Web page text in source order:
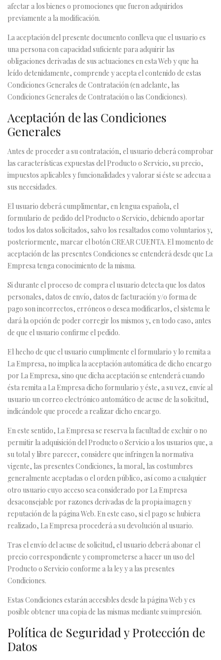
afectar a los bienes o promociones que fueron adquiridos
previamente a la modificación.
La aceptación del presente documento conlleva que el usuario es
una persona con capacidad suficiente para adquirir las
obligaciones derivadas de sus actuaciones en esta Web y que ha
leído detenidamente, comprende y acepta el contenido de estas
Condiciones Generales de Contratación (en adelante, las
Condiciones Generales de Contratación o las Condiciones).
Aceptación de las Condiciones
Generales
Antes de proceder a su contratación, el usuario deberá comprobar
las características expuestas del Producto o Servicio, su precio,
impuestos aplicables y funcionalidades y valorar si éste se adecua a
sus necesidades.
El usuario deberá cumplimentar, en lengua española, el
formulario de pedido del Producto o Servicio, debiendo aportar
todos los datos solicitados, salvo los resaltados como voluntarios y,
posteriormente, marcar el botón CREAR CUENTA. El momento de
aceptación de las presentes Condiciones se entenderá desde que La
Empresa tenga conocimiento de la misma.
Si durante el proceso de compra el usuario detecta que los datos
personales, datos de envío, datos de facturación y/o forma de
pago son incorrectos, erróneos o desea modificarlos, el sistema le
dará la opción de poder corregir los mismos y, en todo caso, antes
de que el usuario confirme el pedido.
El hecho de que el usuario cumplimente el formulario y lo remita a
La Empresa, no implica la aceptación automática de dicho encargo
por La Empresa, sino que dicha aceptación se entenderá cuando
ésta remita a La Empresa dicho formulario y éste, a su vez, envíe al
usuario un correo electrónico automático de acuse de la solicitud,
indicándole que procede a realizar dicho encargo.
En este sentido, La Empresa se reserva la facultad de excluir o no
permitir la adquisición del Producto o Servicio a los usuarios que, a
su total y libre parecer, considere que infringen la normativa
vigente, las presentes Condiciones, la moral, las costumbres
generalmente aceptadas o el orden público, así como a cualquier
otro usuario cuyo acceso sea considerado por La Empresa
desaconsejable por razones derivadas de la propia imagen y
reputación de la página Web. En este caso, si el pago se hubiera
realizado, La Empresa procederá a su devolución al usuario.
Tras el envío del acuse de solicitud, el usuario deberá abonar el
precio correspondiente y comprometerse a hacer un uso del
Producto o Servicio conforme a la ley y a las presentes
Condiciones.
Estas Condiciones estarán accesibles desde la página Web y es
posible obtener una copia de las mismas mediante su impresión.
Política de Seguridad y Protección de
Datos